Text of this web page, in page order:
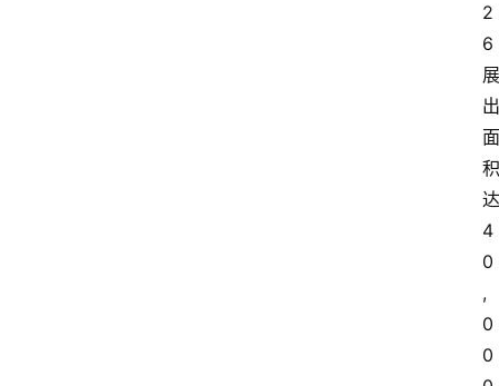
2
6
展
出
面
积
达
4
0
,
0
0